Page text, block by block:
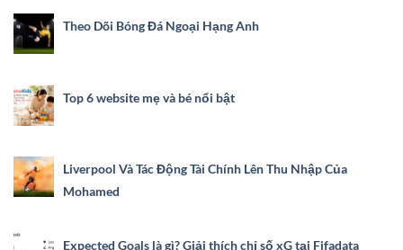
Theo Dõi Bóng Đá Ngoại Hạng Anh
Top 6 website mẹ và bé nổi bật
Liverpool Và Tác Động Tài Chính Lên Thu Nhập Của
Mohamed
Expected Goals là gì? Giải thích chỉ số xG tại Fifadata